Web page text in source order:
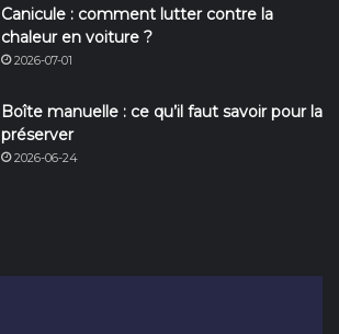
Canicule : comment lutter contre la
chaleur en voiture ?
2026-07-01
Boîte manuelle : ce qu’il faut savoir pour la
préserver
2026-06-24